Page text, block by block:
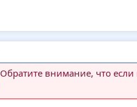
Обратите внимание, что если